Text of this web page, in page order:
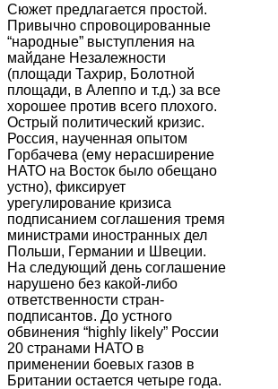
Сюжет предлагается простой.
Привычно спровоцированные
“народные” выступления на
майдане Незалежности
(площади Тахрир, Болотной
площади, в Алеппо и т.д.) за все
хорошее против всего плохого.
Острый политический кризис.
Россия, наученная опытом
Горбачева (ему нерасширение
НАТО на Восток было обещано
устно), фиксирует
урегулирование кризиса
подписанием соглашения тремя
министрами иностранных дел
Польши, Германии и Швеции.
На следующий день соглашение
нарушено без какой-либо
ответственности стран-
подписантов. До устного
обвинения “highly likely” России
20 странами НАТО в
применении боевых газов в
Британии остается четыре года.